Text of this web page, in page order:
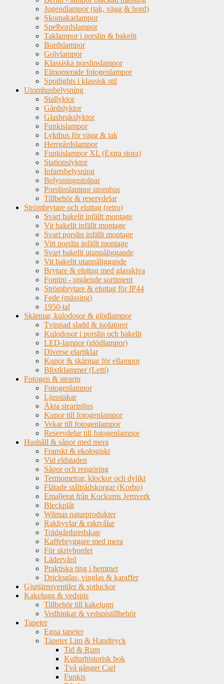
Jugendlampor (tak, vägg & bord)
Skomakarlampor
Spelbordslampor
Taklampor i porslin & bakelit
Bordslampor
Golvlampor
Klassiska porslinslampor
Elmonterade fotogenlampor
Spotlights i klassisk stil
Utomhusbelysning
Stallyktor
Gårdslyktor
Glasbrukslyktor
Funkislampor
Lykthus för vägg & tak
Herrgårdslampor
Funkislampor XL (Extra stora)
Stationslyktor
Infartsbelysning
Belysningsstolpar
Porslinslampor utomhus
Tillbehör & reservdelar
Strömbrytare och eluttag (retro)
Svart bakelit infällt montage
Vit bakelit infällt montage
Svart porslin infällt montage
Vitt porslin infällt montage
Svart bakelit utanpåliggande
Vit bakelit utanpåliggande
Brytare & eluttag med glasskiva
Fontini - utgående sortiment
Strömbrytare & eluttag för IP44
Fede (mässing)
1950-tal
Skärmar, kulodosor & glödlampor
Tvinnad sladd & isolatorer
Kulodosor i porslin och bakelit
LED-lampor (glödlampor)
Diverse elartiklar
Kupor & skärmar för ellampor
Blixtklammer (Letti)
Fotogen & stearin
Fotogenlampor
Ljusstakar
Äkta stearinljus
Kupor till fotogenlampor
Vekar till fotogenlampor
Reservdelar till fotogenlampor
Hushåll & såpor med mera
Franskt & ekologiskt
Vid eldstaden
Såpor och rengöring
Termometrar, klockor och dylikt
Flätade ståltrådskorgar (Korbo)
Emaljerat från Kockums Jernverk
Bleckplåt
Wilmas naturprodukter
Rakhyvlar & raktvålar
Trädgårdsredskap
Kaffebryggare med mera
För skrivbordet
Lädervård
Praktiska ting i hemmet
Dricksglas, vinglas & karaffer
Gjutjärnsventiler & sotluckor
Kakelugn & vedspis
Tillbehör till kakelugn
Vedhinkar & vedspistillbehör
Tapeter
Egna tapeter
Tapeter Lim & Handtryck
Tid & Rum
Kulturhistorisk bok
Två gånger Carl
Funkis